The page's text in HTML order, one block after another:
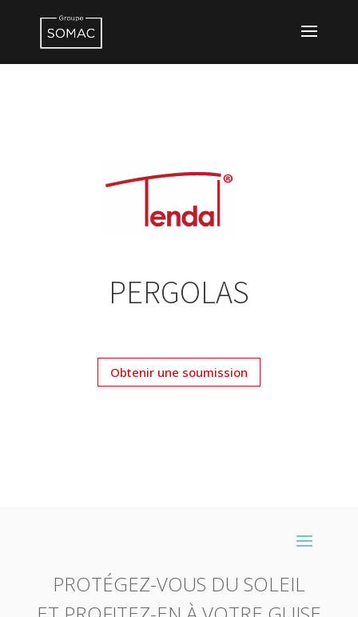
PERGOLAS
Obtenir une soumission
PROTÉGEZ-VOUS DU SOLEIL